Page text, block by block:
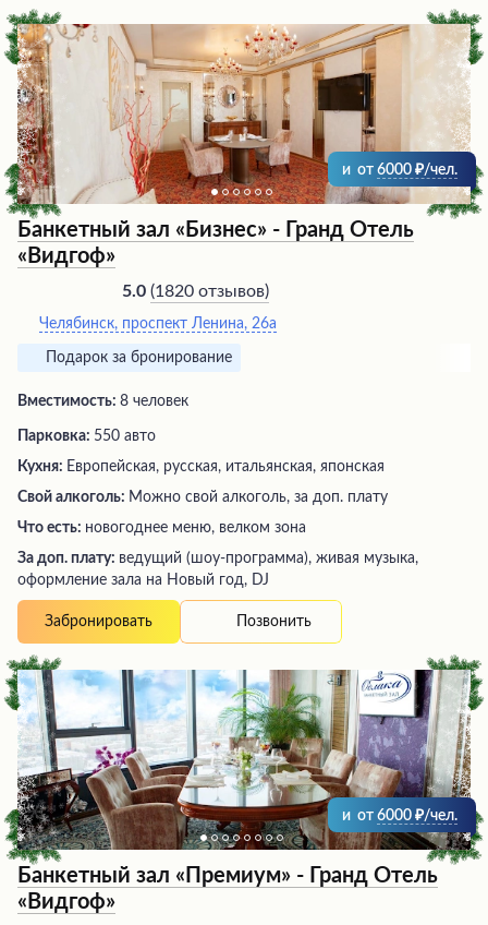
и от 6000 /чел.
Банкетный зал «Бизнес» - Гранд Отель
«Видгоф»
5.0 (1820 отзывов)
Челябинск, проспект Ленина, 26а
Подарок за бронирование
Вместимость: 8 человек
Парковка: 550 авто
Кухня: Европейская, русская, итальянская, японская
Свой алкоголь: Можно свой алкоголь, за доп. плату
Что есть: новогоднее меню, велком зона
За доп. плату: ведущий (шоу-программа), живая музыка,
оформление зала на Новый год, DJ
Забронировать Позвонить
и от 6000 /чел.
Банкетный зал «Премиум» - Гранд Отель
«Видгоф»